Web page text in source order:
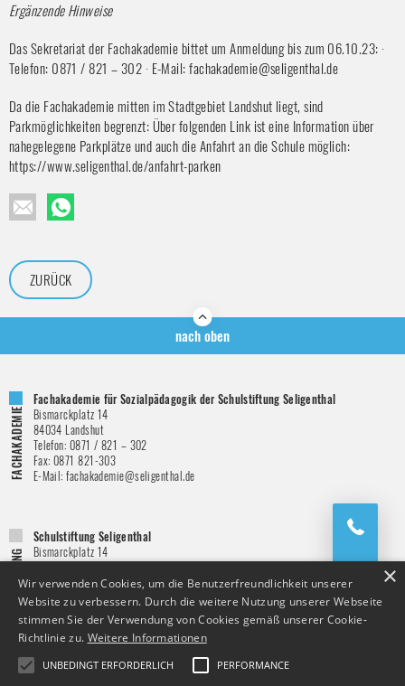
Ergänzende Hinweise
Das Sekretariat der Fachakademie bittet um Anmeldung bis zum 06.10.23: ·
Telefon: 0871 / 821 – 302 · E-Mail: fachakademie@seligenthal.de
Da die Fachakademie mitten im Stadtgebiet Landshut liegt, sind
Parkmöglichkeiten begrenzt: Über folgenden Link ist eine Information über
nahegelegene Parkplätze und auch die Anfahrt an die Schule möglich:
https://www.seligenthal.de/anfahrt-parken
ZURÜCK
nach oben
Fachakademie für Sozialpädagogik der Schulstiftung Seligenthal
Bismarckplatz 14
84034 Landshut
Telefon: 0871 / 821 – 302
Fax: 0871 821-303
E-Mail: fachakademie@seligenthal.de
Schulstiftung Seligenthal
Bismarckplatz 14
Telefon:0871 / 821 – 151
Fax: 0871 821-146
schulstiftung@seligenthal.de
×
Wir verwenden Cookies, um die Benutzerfreundlichkeit unserer
Website zu verbessern. Durch die weitere Nutzung unserer Webseite
stimmen Sie der Verwendung von Cookies gemäß unserer Cookie-
Richtlinie zu. Weitere Informationen
UNBEDINGT ERFORDERLICH PERFORMANCE